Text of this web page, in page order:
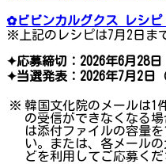
✿ビビンカルグクス レシ
※上記のレシピは7月2日ま
✦応募締切：2026年6月28日
✦当選発表：2026年7月2日
※ 韓国文化院のメールは1
の受信ができなくなる
は添付ファイルの容量を
い。または、各メール
どを利用してご応募くだ